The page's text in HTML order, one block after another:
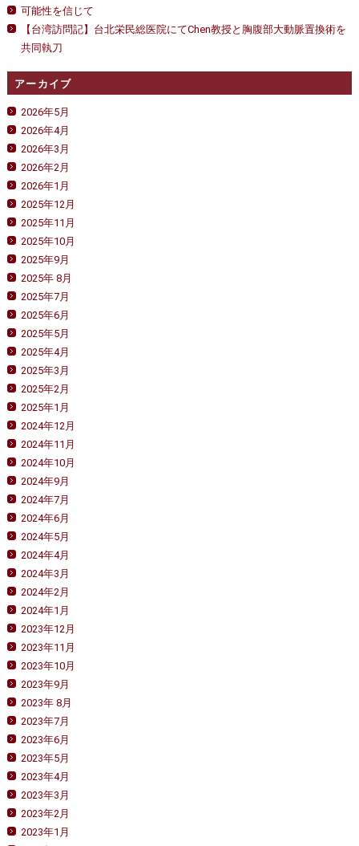
手術概要
医師募集情報
トピックス一覧
可能性を信じて
【台湾訪問記】台北栄民総医院にてChen教授と胸腹部大動脈置換術を
共同執刀
アーカイブ
2026年5月
2026年4月
2026年3月
2026年2月
2026年1月
2025年12月
2025年11月
2025年10月
2025年9月
2025年 8月
2025年7月
2025年6月
2025年5月
2025年4月
2025年3月
2025年2月
2025年1月
2024年12月
2024年11月
2024年10月
2024年9月
2024年7月
2024年6月
2024年5月
2024年4月
2024年3月
2024年2月
2024年1月
2023年12月
2023年11月
2023年10月
2023年9月
2023年 8月
2023年7月
2023年6月
2023年5月
2023年4月
2023年3月
2023年2月
2023年1月